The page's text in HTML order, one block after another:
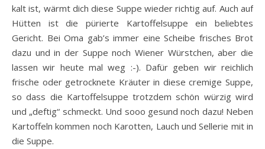
kalt ist, wärmt dich diese Suppe wieder richtig auf. Auch auf
Hütten ist die pürierte Kartoffelsuppe ein beliebtes
Gericht. Bei Oma gab’s immer eine Scheibe frisches Brot
dazu und in der Suppe noch Wiener Würstchen, aber die
lassen wir heute mal weg :-). Dafür geben wir reichlich
frische oder getrocknete Kräuter in diese cremige Suppe,
so dass die Kartoffelsuppe trotzdem schön würzig wird
und „deftig“ schmeckt. Und sooo gesund noch dazu! Neben
Kartoffeln kommen noch Karotten, Lauch und Sellerie mit in
die Suppe.